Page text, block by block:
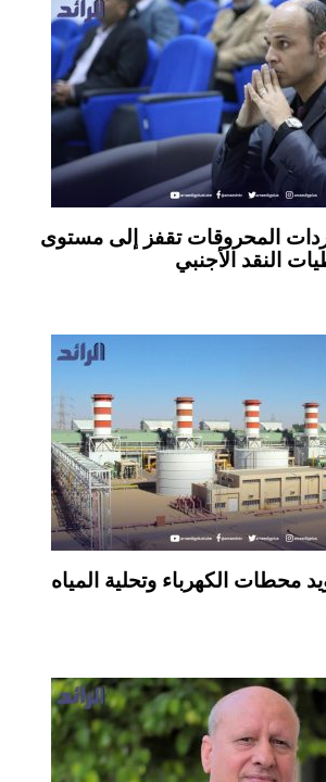
المحروقات تقفز إلى مستوى
النقد الأجنبي
محطات الكهرباء وتحلية المياه